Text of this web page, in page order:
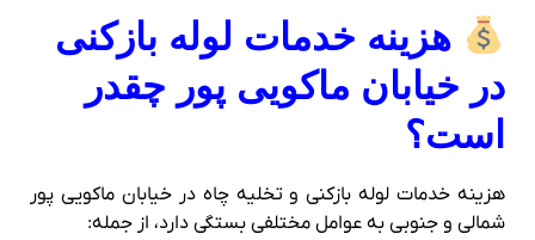
هزینه خدمات لوله بازکنی
در خیابان ماکویی پور چقدر
است؟
هزینه خدمات لوله بازکنی و تخلیه چاه در خیابان ماکویی پور
شمالی و جنوبی به عوامل مختلفی بستگی دارد، از جمله: